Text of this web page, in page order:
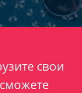
свои